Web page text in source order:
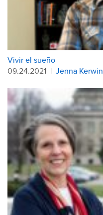
Vivir el sueño
09.24.2021 | Jenna Kerwin